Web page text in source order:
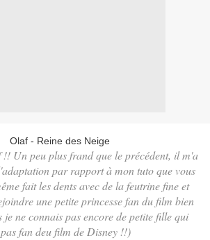
Un peu plus frand que le précédent, il m'a
par rapport à mon tuto que vous
fait les dents avec de la feutrine fine et
une petite princesse fan du film bien
ne connais pas encore de petite fille qui
fan deu film de Disney !!)